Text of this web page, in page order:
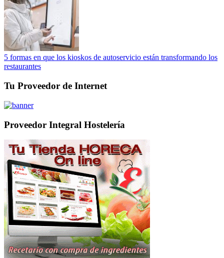
5 formas en que los kioskos de autoservicio están transformando los
restaurantes
Tu Proveedor de Internet
Proveedor Integral Hostelería